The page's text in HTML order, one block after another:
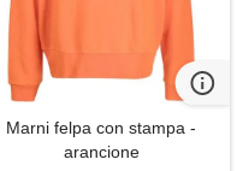
Marni felpa con stampa -
arancione